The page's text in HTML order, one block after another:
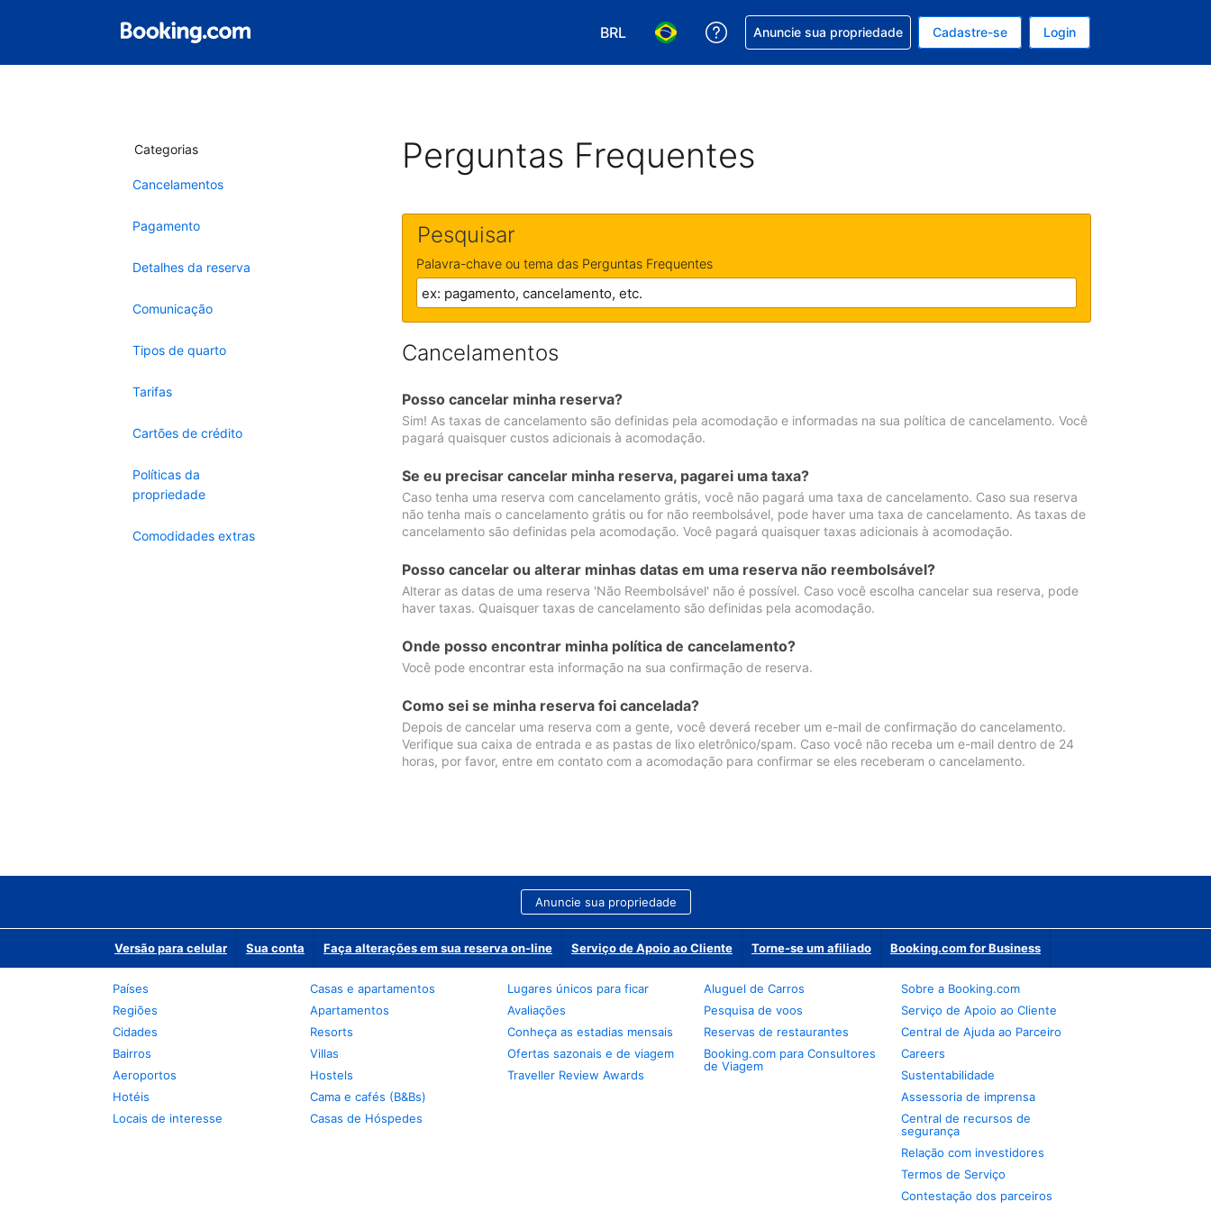
BRL
Escolha sua moeda. Atualmente, sua moeda é: Real
Escolha seu idioma. Atualmente, seu idioma é: Português (Brasil)
Receber ajuda com sua reserva
Anuncie sua propriedade Cadastre-se Login
Categorias
Cancelamentos
Pagamento
Detalhes da reserva
Comunicação
Tipos de quarto
Tarifas
Cartões de crédito
Políticas da
propriedade
Comodidades extras
Perguntas Frequentes
Pesquisar
Palavra-chave ou tema das Perguntas Frequentes
Cancelamentos
Posso cancelar minha reserva?
Sim! As taxas de cancelamento são definidas pela acomodação e informadas na sua política de cancelamento. Você
pagará quaisquer custos adicionais à acomodação.
Se eu precisar cancelar minha reserva, pagarei uma taxa?
Caso tenha uma reserva com cancelamento grátis, você não pagará uma taxa de cancelamento. Caso sua reserva
não tenha mais o cancelamento grátis ou for não reembolsável, pode haver uma taxa de cancelamento. As taxas de
cancelamento são definidas pela acomodação. Você pagará quaisquer taxas adicionais à acomodação.
Posso cancelar ou alterar minhas datas em uma reserva não reembolsável?
Alterar as datas de uma reserva 'Não Reembolsável' não é possível. Caso você escolha cancelar sua reserva, pode
haver taxas. Quaisquer taxas de cancelamento são definidas pela acomodação.
Onde posso encontrar minha política de cancelamento?
Você pode encontrar esta informação na sua confirmação de reserva.
Como sei se minha reserva foi cancelada?
Depois de cancelar uma reserva com a gente, você deverá receber um e-mail de confirmação do cancelamento.
Verifique sua caixa de entrada e as pastas de lixo eletrônico/spam. Caso você não receba um e-mail dentro de 24
horas, por favor, entre em contato com a acomodação para confirmar se eles receberam o cancelamento.
Anuncie sua propriedade
Versão para celular Sua conta Faça alterações em sua reserva on-line Serviço de Apoio ao Cliente Torne-se um afiliado Booking.com for Business
Países
Regiões
Cidades
Bairros
Aeroportos
Hotéis
Locais de interesse
Casas e apartamentos
Apartamentos
Resorts
Villas
Hostels
Cama e cafés (B&Bs)
Casas de Hóspedes
Lugares únicos para ficar
Avaliações
Conheça as estadias mensais
Ofertas sazonais e de viagem
Traveller Review Awards
Aluguel de Carros
Pesquisa de voos
Reservas de restaurantes
Booking.com para Consultores
de Viagem
Sobre a Booking.com
Serviço de Apoio ao Cliente
Central de Ajuda ao Parceiro
Careers
Sustentabilidade
Assessoria de imprensa
Central de recursos de
segurança
Relação com investidores
Termos de Serviço
Contestação dos parceiros